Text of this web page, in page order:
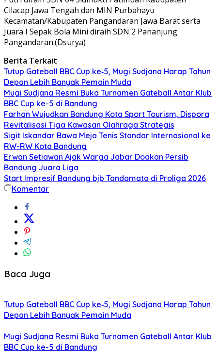
Cilacap Jawa Tengah dan MIN Purbahayu
Kecamatan/Kabupaten Pangandaran Jawa Barat serta
Juara I Sepak Bola Mini diraih SDN 2 Pananjung
Pangandaran.(Dsurya)
Berita Terkait
Tutup Gateball BBC Cup ke‑5, Mugi Sudjana Harap Tahun
Depan Lebih Banyak Pemain Muda
Mugi Sudjana Resmi Buka Turnamen Gateball Antar Klub
BBC Cup ke-5 di Bandung
Farhan Wujudkan Bandung Kota Sport Tourism, Dispora
Revitalisasi Tiga Kawasan Olahraga Strategis
Sigit Iskandar Bawa Meja Tenis Standar Internasional ke
RW-RW Kota Bandung
Erwan Setiawan Ajak Warga Jabar Doakan Persib
Bandung Juara Liga
Start Impresif Bandung bjb Tandamata di Proliga 2026
Komentar
Baca Juga
Tutup Gateball BBC Cup ke‑5, Mugi Sudjana Harap Tahun
Depan Lebih Banyak Pemain Muda
Mugi Sudjana Resmi Buka Turnamen Gateball Antar Klub
BBC Cup ke-5 di Bandung